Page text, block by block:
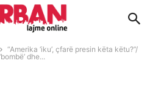
“Amerika ‘iku’, çfarë presin këta këtu?”/
dhe...